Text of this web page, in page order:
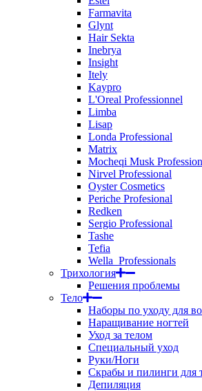
Farmavita
Glynt
Hair Sekta
Inebrya
Insight
Itely
Kaypro
L'Oreal Professionnel
Limba
Lisap
Londa Professional
Matrix
Mocheqi Musk
Nirvel Professional
Oyster Cosmetics
Periche Profesional
Redken
Sergio Professional
Tashe
Tefia
Wella_Professionals
Трихология
Решения проблемы
Тело
Наборы по уходу для
Наращивание ногтей
Уход за телом
Специальный уход
Руки/Ноги
Скрабы и пилинги для
Депиляция